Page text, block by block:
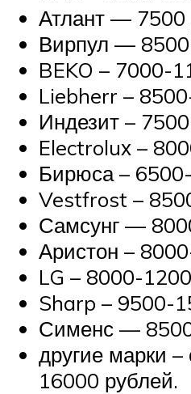
Атлант — 7500
Вирпул —
BEKO – 7000-
Liebherr –
Индезит –
Electroluх –
Бирюса –
Vestfrost –
Самсунг —
Аристон –
LG – 8000-
Sharp – 9500-
Сименс —
другие марки
16000 рублей.